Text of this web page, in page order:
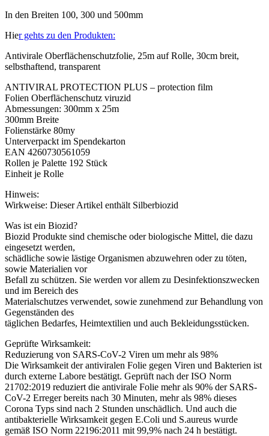
In den Breiten 100, 300 und 500mm
Hier gehts zu den Produkten:
Antivirale Oberflächenschutzfolie, 25m auf Rolle, 30cm breit,
selbsthaftend, transparent
ANTIVIRAL PROTECTION PLUS – protection film
Folien Oberflächenschutz viruzid
Abmessungen: 300mm x 25m
300mm Breite
Folienstärke 80my
Unterverpackt im Spendekarton
EAN 4260730561059
Rollen je Palette 192 Stück
Einheit je Rolle
Hinweis:
Wirkweise: Dieser Artikel enthält Silberbiozid
Was ist ein Biozid?
Biozid Produkte sind chemische oder biologische Mittel, die dazu
eingesetzt werden,
schädliche sowie lästige Organismen abzuwehren oder zu töten,
sowie Materialien vor
Befall zu schützen. Sie werden vor allem zu Desinfektionszwecken
und im Bereich des
Materialschutzes verwendet, sowie zunehmend zur Behandlung von
Gegenständen des
täglichen Bedarfes, Heimtextilien und auch Bekleidungsstücken.
Geprüfte Wirksamkeit:
Reduzierung von SARS-CoV-2 Viren um mehr als 98%
Die Wirksamkeit der antiviralen Folie gegen Viren und Bakterien ist
durch externe Labore bestätigt. Geprüft nach der ISO Norm
21702:2019 reduziert die antivirale Folie mehr als 90% der SARS-
CoV-2 Erreger bereits nach 30 Minuten, mehr als 98% dieses
Corona Typs sind nach 2 Stunden unschädlich. Und auch die
antibakterielle Wirksamkeit gegen E.Coli und S.aureus wurde
gemäß ISO Norm 22196:2011 mit 99,9% nach 24 h bestätigt.